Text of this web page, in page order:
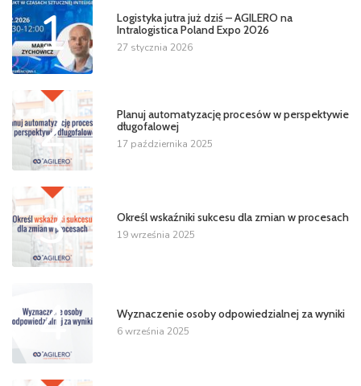
1
Logistyka jutra już dziś – AGILERO na
Intralogistica Poland Expo 2026
27 stycznia 2026
2
Planuj automatyzację procesów w perspektywie
długofalowej
17 października 2025
3 Określ wskaźniki sukcesu dla zmian w procesach
19 września 2025
4 Wyznaczenie osoby odpowiedzialnej za wyniki
6 września 2025